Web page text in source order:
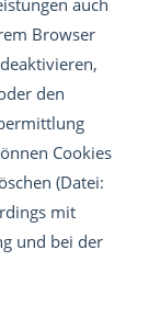
auch
Browser
den
Cookies
(Datei:
mit
und bei der